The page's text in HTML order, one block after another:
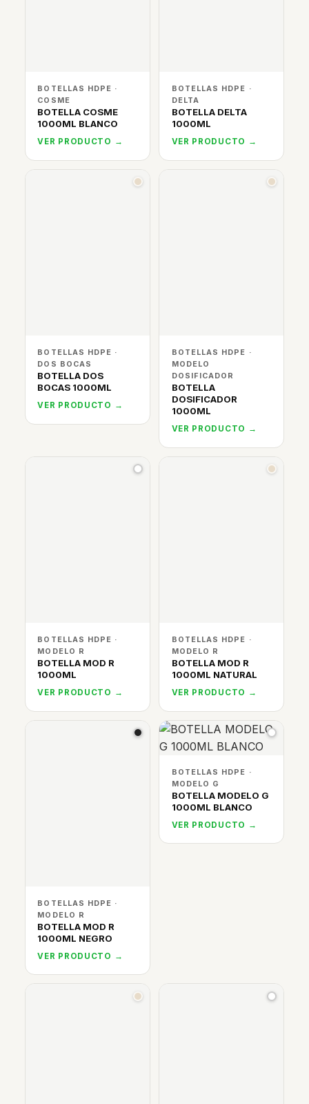
BOTELLAS HDPE ·
COSME
BOTELLA COSME
1000ML BLANCO
VER PRODUCTO →
BOTELLAS HDPE ·
DELTA
BOTELLA DELTA
1000ML
VER PRODUCTO →
BOTELLAS HDPE ·
DOS BOCAS
BOTELLA DOS
BOCAS 1000ML
VER PRODUCTO →
BOTELLAS HDPE ·
MODELO
DOSIFICADOR
BOTELLA
DOSIFICADOR
1000ML
VER PRODUCTO →
BOTELLAS HDPE ·
MODELO R
BOTELLA MOD R
1000ML
VER PRODUCTO →
BOTELLAS HDPE ·
MODELO R
BOTELLA MOD R
1000ML NATURAL
VER PRODUCTO →
BOTELLAS HDPE ·
MODELO R
BOTELLA MOD R
1000ML NEGRO
VER PRODUCTO →
BOTELLAS HDPE ·
MODELO G
BOTELLA MODELO G
1000ML BLANCO
VER PRODUCTO →